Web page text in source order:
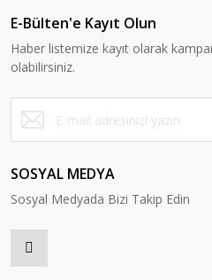
E-Bülten'e Kayıt Olun
Haber listemize kayıt olarak
olabilirsiniz.
SOSYAL MEDYA
Sosyal Medyada Bizi Takip Edin